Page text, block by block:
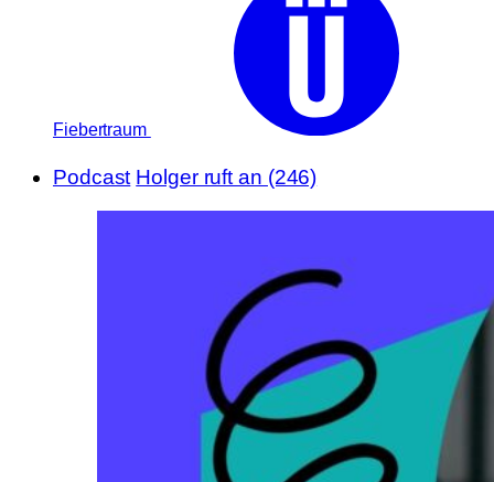
Fiebertraum
Podcast Holger ruft an (246)